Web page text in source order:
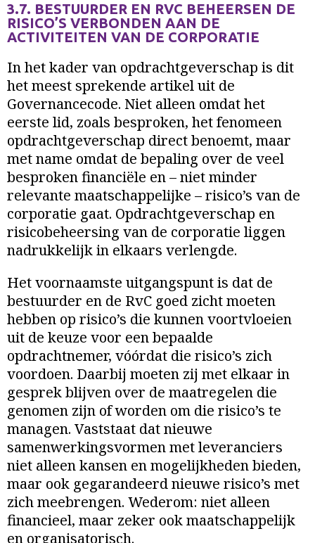
3.7. BESTUURDER EN RVC BEHEERSEN DE
RISICO’S VERBONDEN AAN DE
ACTIVITEITEN VAN DE CORPORATIE
In het kader van opdrachtgeverschap is dit
het meest sprekende artikel uit de
Governancecode. Niet alleen omdat het
eerste lid, zoals besproken, het fenomeen
opdrachtgeverschap direct benoemt, maar
met name omdat de bepaling over de veel
besproken financiële en – niet minder
relevante maatschappelijke – risico’s van de
corporatie gaat. Opdrachtgeverschap en
risicobeheersing van de corporatie liggen
nadrukkelijk in elkaars verlengde.
Het voornaamste uitgangspunt is dat de
bestuurder en de RvC goed zicht moeten
hebben op risico’s die kunnen voortvloeien
uit de keuze voor een bepaalde
opdrachtnemer, vóórdat die risico’s zich
voordoen. Daarbij moeten zij met elkaar in
gesprek blijven over de maatregelen die
genomen zijn of worden om die risico’s te
managen. Vaststaat dat nieuwe
samenwerkingsvormen met leveranciers
niet alleen kansen en mogelijkheden bieden,
maar ook gegarandeerd nieuwe risico’s met
zich meebrengen. Wederom: niet alleen
financieel, maar zeker ook maatschappelijk
en organisatorisch.